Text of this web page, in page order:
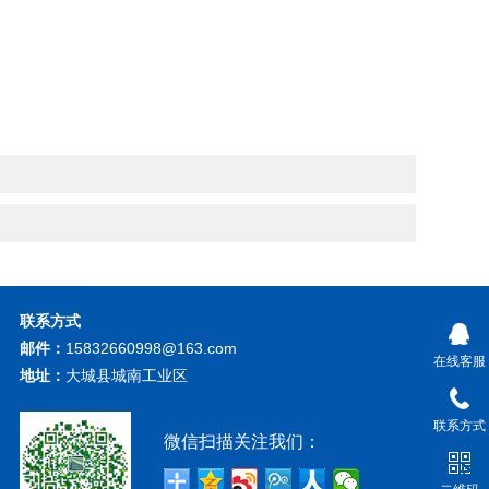
联系方式
邮件： 15832660998@163.com
地址： 大城县城南工业区
微信扫描关注我们：
在线客服
联系方式